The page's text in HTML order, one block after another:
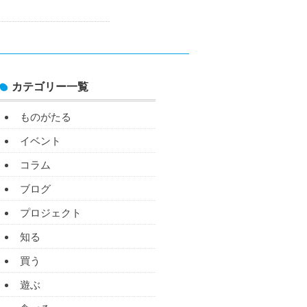
カテゴリー一覧
ものがたる
イベント
コラム
ブログ
プロジェクト
知る
買う
遊ぶ